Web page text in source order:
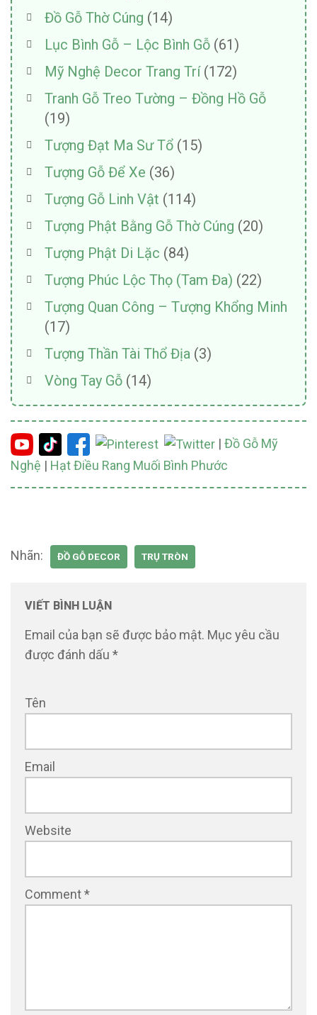
Đồ Gỗ Thờ Cúng (14)
Lục Bình Gỗ – Lộc Bình Gỗ(61)
Mỹ Nghệ Decor Trang Trí(172)
Tranh Gỗ Treo Tường – Đồng Hồ Gỗ
(19)
Tượng Đạt Ma Sư Tổ(15)
Tượng Gỗ Để Xe (36)
Tượng Gỗ Linh Vật (114)
Tượng Phật Bằng Gỗ Thờ Cúng (20)
Tượng Phật Di Lặc (84)
Tượng Phúc Lộc Thọ (Tam Đa) (22)
Tượng Quan Công – Tượng Khổng Minh
(17)
Tượng Thần Tài Thổ Địa (3)
Vòng Tay Gỗ(14)
| Đồ Gỗ Mỹ
Nghệ | Hạt Điều Rang Muối Bình Phước
Nhãn: ĐỒ GỖ DECOR TRỤ TRÒN
VIẾT BÌNH LUẬN
Email của bạn sẽ được bảo mật. Mục yêu cầu
được đánh dấu *
Tên
Email
Website
Comment*